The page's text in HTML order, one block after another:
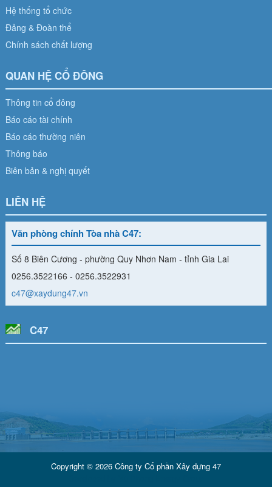
Hệ thống tổ chức
Đảng & Đoàn thể
Chính sách chất lượng
QUAN HỆ CỔ ĐÔNG
Thông tin cổ đông
Báo cáo tài chính
Báo cáo thường niên
Thông báo
Biên bản & nghị quyết
LIÊN HỆ
Văn phòng chính Tòa nhà C47:
Số 8 Biên Cương - phường Quy Nhơn Nam - tỉnh Gia Lai
0256.3522166 - 0256.3522931
c47@xaydung47.vn
C47
Copyright © 2026 Công ty Cổ phần Xây dựng 47